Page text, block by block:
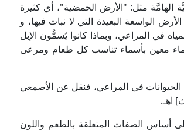
الهامَّة مثل: "الأرض الحمضية"، أي كثيرة
الواسعة البعيدة التي لا نبات فيها، و
في المراعي، وبماذا كانوا يُسمُّون الإبل
ماء معين بأسماء تناسب كل طعام ومرعى
الحيوانات في المراعي، فنقل عن الأصمعي
اهـ.
أساس الصفات المتعلقة بالطعم واللون